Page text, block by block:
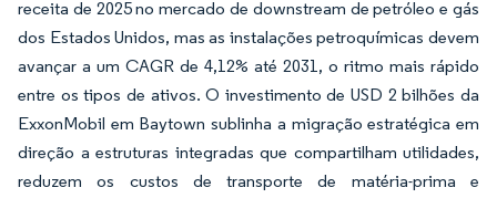
receita de 2025 no mercado de downstream de petróleo e gás
dos Estados Unidos, mas as instalações petroquímicas devem
avançar a um CAGR de 4,12% até 2031, o ritmo mais rápido
entre os tipos de ativos. O investimento de USD 2 bilhões da
ExxonMobil em Baytown sublinha a migração estratégica em
direção a estruturas integradas que compartilham utilidades,
reduzem os custos de transporte de matéria-prima e